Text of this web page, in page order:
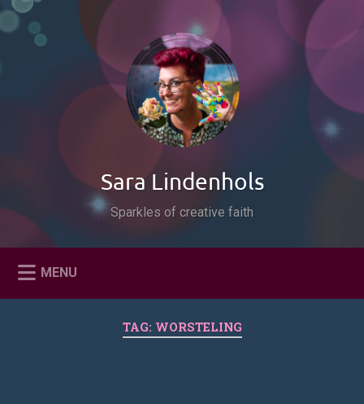
Naar
inhoud
Zoeken
Sara Lindenhols
Sparkles of creative faith
MENU
TAG: WORSTELING